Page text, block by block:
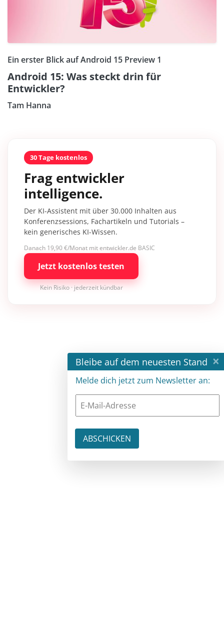
Ein erster Blick auf Android 15 Preview 1
Android 15: Was steckt drin für
Entwickler?
Tam Hanna
30 Tage kostenlos
Frag entwickler
intelligence.
Der KI-Assistent mit über 30.000 Inhalten aus
Konferenzsessions, Fachartikeln und Tutorials –
kein generisches KI-Wissen.
Danach 19,90 €/Monat mit entwickler.de BASIC
Jetzt kostenlos testen
Kein Risiko · jederzeit kündbar
Bleibe auf dem neuesten Stand ×
Melde dich jetzt zum Newsletter an: